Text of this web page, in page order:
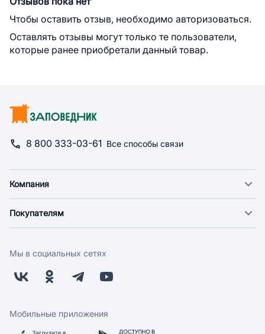
Чтобы оставить отзыв, необходимо авторизоваться.
Оставлять отзывы могут только те пользователи,
которые ранее приобретали данный товар.
8 800 333-03-61 Все способы связи
Компания
Новости
Поставщикам
Заводчикам
Обратная связь
Покупателям
Оплата
Бонусная программа
Скидки и акции
Мы в социальных сетях
Мобильные приложения